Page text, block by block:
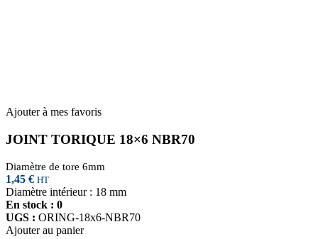
Ajouter à mes favoris
JOINT TORIQUE 18×6 NBR70
Diamètre de tore 6mm
1,45 € HT
Diamètre intérieur : 18 mm
En stock : 0
UGS : ORING-18x6-NBR70
Ajouter au panier